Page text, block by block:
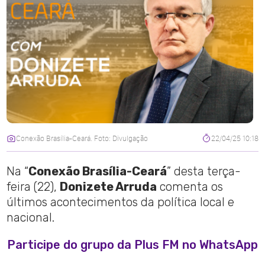
Conexão Brasília-Ceará. Foto: Divulgação 22/04/25 10:18
Na “Conexão Brasília-Ceará” desta terça-
feira (22), Donizete Arruda comenta os
últimos acontecimentos da política local e
nacional.
Participe do grupo da Plus FM no WhatsApp